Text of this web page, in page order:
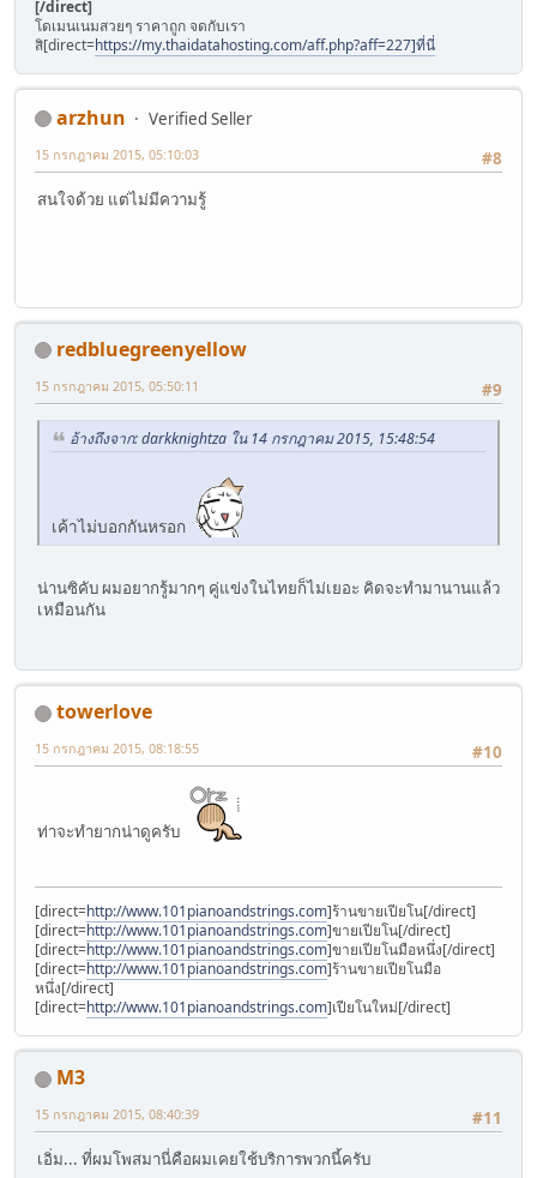
[/direct]
โดเมนเนมสวยๆ ราคาถูก จดกับเรา
สิ[direct=https://my.thaidatahosting.com/aff.php?aff=227]ที่นี่
arzhun
Verified Seller
#8
15 กรกฎาคม 2015, 05:10:03
สนใจด้วย แต่ไม่มีความรู้
redbluegreenyellow
#9
15 กรกฎาคม 2015, 05:50:11
อ้างถึงจาก: darkknightza ใน 14 กรกฎาคม 2015, 15:48:54
เค้าไม่บอกกันหรอก
น่านซิคับ ผมอยากรู้มากๆ คู่แข่งในไทยก็ไม่เยอะ คิดจะทำมานานแล้ว
เหมือนกัน
towerlove
#10
15 กรกฎาคม 2015, 08:18:55
ท่าจะทำยากน่าดูครับ
[direct=http://www.101pianoandstrings.com]ร้านขายเปียโน[/direct]
[direct=http://www.101pianoandstrings.com]ขายเปียโน[/direct]
[direct=http://www.101pianoandstrings.com]ขายเปียโนมือหนึ่ง[/direct]
[direct=http://www.101pianoandstrings.com]ร้านขายเปียโนมือ
หนึ่ง[/direct]
[direct=http://www.101pianoandstrings.com]เปียโนใหม่[/direct]
M3
#11
15 กรกฎาคม 2015, 08:40:39
เอิ่ม... ที่ผมโพสมานี่คือผมเคยใช้บริการพวกนี้ครับ